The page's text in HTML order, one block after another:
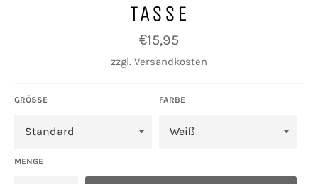
TASSE
Normaler
Preis
€15,95
zzgl. Versandkosten
GRÖSSE FARBE
MENGE